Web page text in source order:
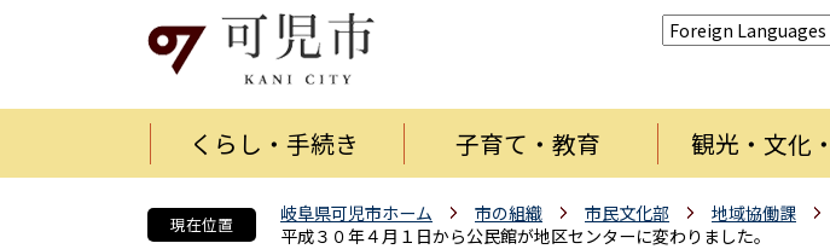
くらし・手続き 子育て・教育 観光・文化
現在位置 岐阜県可児市ホーム 市の組織 市民文化部 地域協働課
平成３０年４月１日から公民館が地区センターに変わりました。